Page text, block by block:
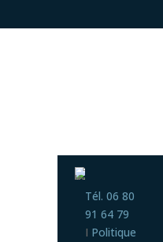
Tél. 06 80
91 64 79
I Politique